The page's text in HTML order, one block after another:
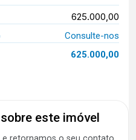
625.000,00
Consulte-nos
625.000,00
este imóvel